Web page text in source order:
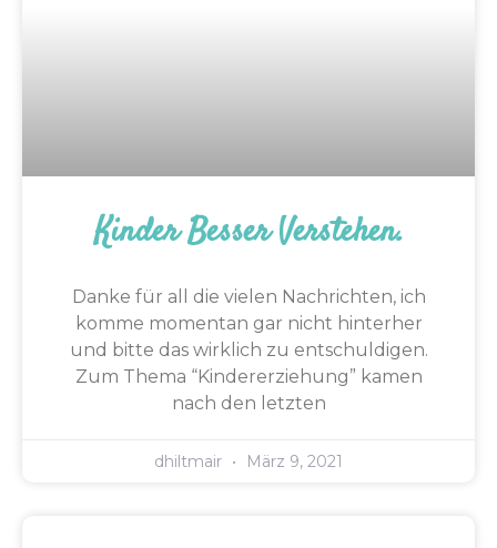
Kinder Besser Verstehen.
Danke für all die vielen Nachrichten, ich
komme momentan gar nicht hinterher
und bitte das wirklich zu entschuldigen.
Zum Thema “Kindererziehung” kamen
nach den letzten
dhiltmair März 9, 2021